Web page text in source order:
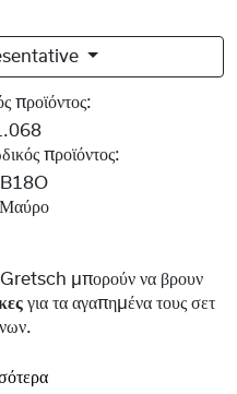
προϊόντος:
προϊόντος:
Μαύρο
Gretsch μπορούν να βρουν
για τα αγαπημένα τους σετ